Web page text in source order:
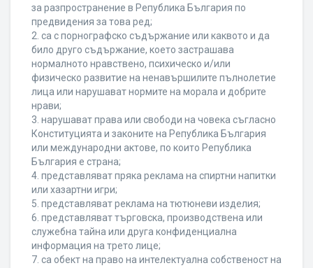
за разпространение в Република България по
предвидения за това ред;
2. са с порнографско съдържание или каквото и да
било друго съдържание, което застрашава
нормалното нравствено, психическо и/или
физическо развитие на ненавършилите пълнолетие
лица или нарушават нормите на морала и добрите
нрави;
3. нарушават права или свободи на човека съгласно
Конституцията и законите на Република България
или международни актове, по които Република
България е страна;
4. представляват пряка реклама на спиртни напитки
или хазартни игри;
5. представляват реклама на тютюневи изделия;
6. представляват търговска, производствена или
служебна тайна или друга конфиденциална
информация на трето лице;
7. са обект на право на интелектуална собственост на